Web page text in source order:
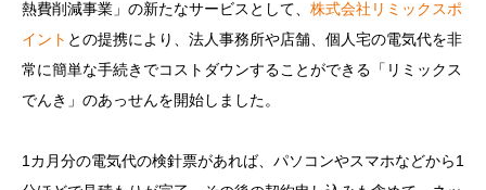
熱費削減事業」の新たなサービスとして、 株式会社リミックスポ
イント との提携により、法人事務所や店舗、個人宅の電気代を非
常に簡単な手続きでコストダウンすることができる「リミックス
でんき」のあっせんを開始しました。
1カ月分の電気代の検針票があれば、パソコンやスマホなどから1